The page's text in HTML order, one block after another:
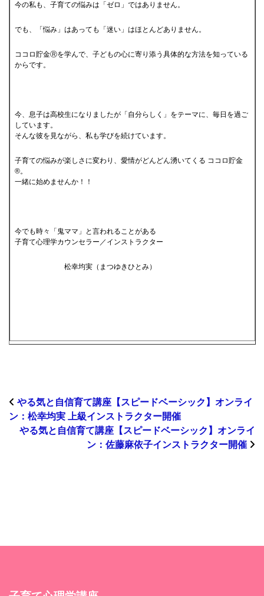
今の私も、子育ての悩みは「ゼロ」ではありません。
でも、「悩み」はあっても「迷い」はほとんどありません。
ココロ貯金Ⓡを学んで、子どもの心に寄り添う具体的な方法を知っている
からです。
今、息子は高校生になりましたが「自分らしく」をテーマに、毎日を過ご
しています。
そんな彼を見ながら、私も学びを続けています。
子育ての悩みが楽しさに変わり、愛情がどんどん湧いてくる ココロ貯金
®。
一緒に始めませんか！！
今でも時々「鬼ママ」と言われることがある
子育て心理学カウンセラー／インストラクター
松幸均実（まつゆきひとみ）
やる気と自信育て講座【スピードベーシック】オンライ
ン：松幸均実 上級インストラクター開催
やる気と自信育て講座【スピードベーシック】オンライ
ン：佐藤麻依子インストラクター開催